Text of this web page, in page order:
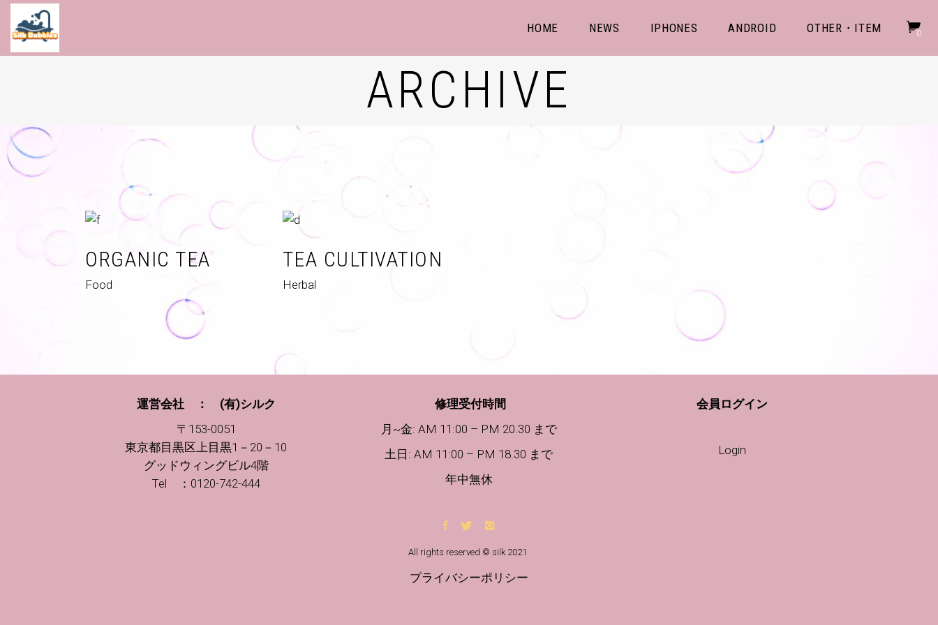
HOME NEWS IPHONES ANDROID OTHER・ITEM 0
ARCHIVE
ORGANIC TEA
Food
TEA CULTIVATION
Herbal
運営会社 ： (有)シルク
〒153-0051
東京都目黒区上目黒1－20－10
グッドウィングビル4階
Tel ：0120-742-444
修理受付時間
月~金: AM 11:00 – PM 20.30 まで
土日 : AM 11:00 – PM 18.30 まで
年中無休
All rights reserved © silk 2021
プライバシーポリシー
会員ログイン
Login